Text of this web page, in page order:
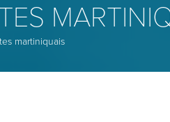
martiniquais